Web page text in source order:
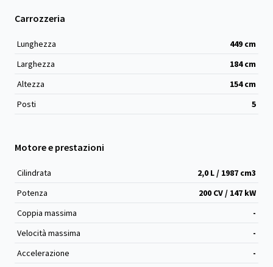
Carrozzeria
Lunghezza 449 cm
Larghezza
184cm
Altezza
154cm
Posti
5
Motore e prestazioni
Cilindrata 2,0 L / 1987 cm3
Potenza
200 CV / 147 kW
Coppia massima
-
Velocità massima
-
Accelerazione
-